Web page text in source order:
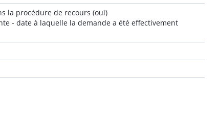
la procédure de recours (oui)
- date à laquelle la demande a été effectivement